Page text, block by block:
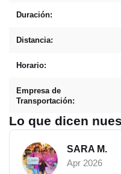
Duración:
Distancia:
Horario:
Empresa de
Transportación:
Lo que dicen
SARA M.
Apr 2026